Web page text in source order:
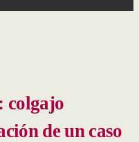
colgajo
de un caso